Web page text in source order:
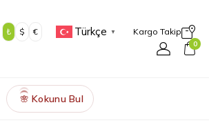
₺ $ € Türkçe ▼ Kargo Takip
0
🌸 Kokunu Bul